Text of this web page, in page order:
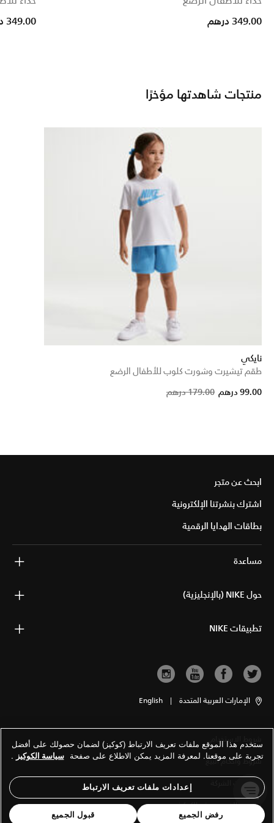
349.00 درهم
349.00 درهم
منتجات شاهدتها مؤخرًا
نايكي
طقم تيشيرت وشورت كلوب للأطفال الرضع
Price reduced179.00 درهم to 99.00 درهم
ابحث عن متجر
اشترك بنشرتنا الإلكترونية
بطاقات الهدايا الرقمية
مساعدة
حول NIKE (بالإنجليزية)
تطبيقات NIKE
الإمارات العربية المتحدة |
English
شروط الاستخدام
شروط وأحكام البيع
معلومات الشركة
سياسة الخصوصية والكوكيز
ستخدم هذا الموقع ملفات تعريف الارتباط (كوكيز) لضمان حصولك على أفضل
تجربة على موقعنا. لمعرفة المزيد يمكن الاطلاع على صفحة سياسة الكوكيز .
إعدادات ملفات تعريف الارتباط
رفض الجميع قبول الجميع